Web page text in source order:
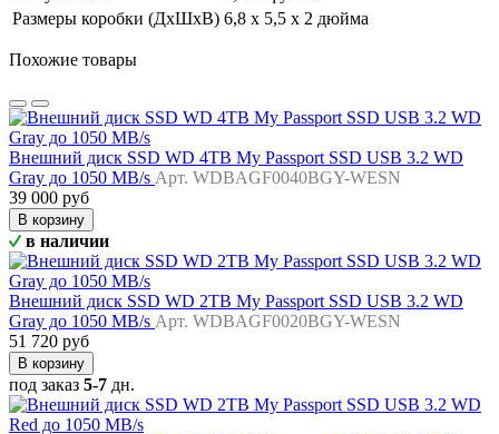
Размеры коробки (ДхШхВ) 6,8 x 5,5 x 2 дюйма
Похожие товары
Внешний диск SSD WD 4TB My Passport SSD USB 3.2 WD
Gray до 1050 MB/s Арт. WDBAGF0040BGY-WESN
39 000 руб
В корзину
в наличии
Внешний диск SSD WD 2TB My Passport SSD USB 3.2 WD
Gray до 1050 MB/s Арт. WDBAGF0020BGY-WESN
51 720 руб
В корзину
под заказ 5-7 дн.